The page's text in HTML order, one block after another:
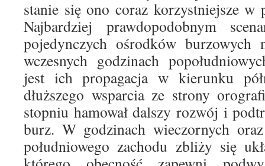
stanie się ono coraz korzystniejsze w
Najbardziej prawdopodobnym
pojedynczych ośrodków burzowych
wczesnych godzinach
jest ich propagacja w kierunku
dłuższego wsparcia ze strony
stopniu hamował dalszy rozwój i
burz. W godzinach wieczornych
południowego zachodu zbliży się